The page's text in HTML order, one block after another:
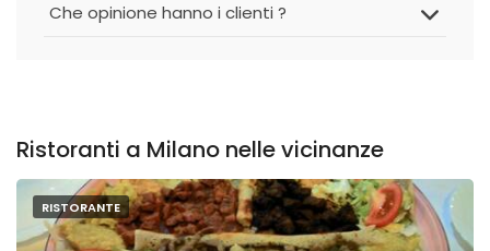
Che opinione hanno i clienti ?
Ristoranti a Milano nelle vicinanze
RISTORANTE